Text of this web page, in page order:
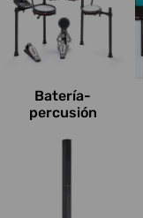
Batería-
percusión